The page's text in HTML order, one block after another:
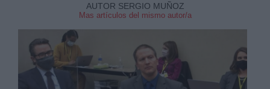
AUTOR SERGIO MUÑOZ
Mas artículos del mismo autor/a
Información adicional
link